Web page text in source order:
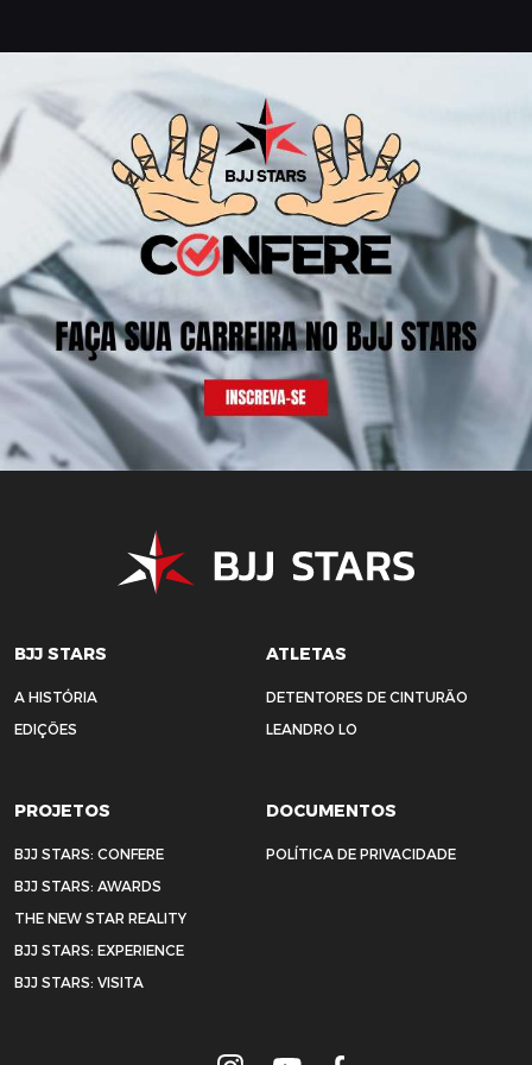
BJJ STARS
A HISTÓRIA
EDIÇÕES
ATLETAS
DETENTORES DE CINTURÃO
LEANDRO LO
PROJETOS
BJJ STARS: CONFERE
BJJ STARS: AWARDS
THE NEW STAR REALITY
BJJ STARS: EXPERIENCE
BJJ STARS: VISITA
DOCUMENTOS
POLÍTICA DE PRIVACIDADE